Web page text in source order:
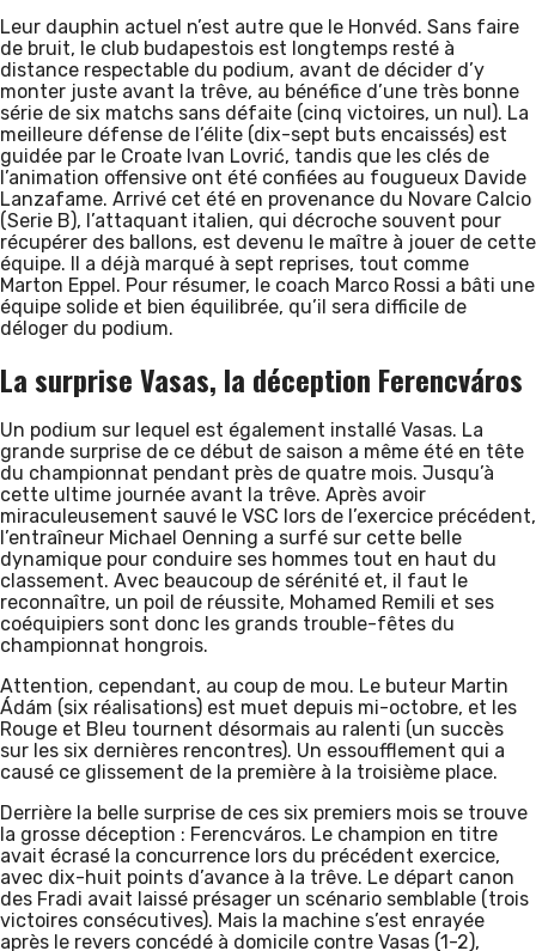
Leur dauphin actuel n’est autre que le Honvéd. Sans faire
de bruit, le club budapestois est longtemps resté à
distance respectable du podium, avant de décider d’y
monter juste avant la trêve, au bénéfice d’une très bonne
série de six matchs sans défaite (cinq victoires, un nul). La
meilleure défense de l’élite (dix-sept buts encaissés) est
guidée par le Croate Ivan Lovrić, tandis que les clés de
l’animation offensive ont été confiées au fougueux Davide
Lanzafame. Arrivé cet été en provenance du Novare Calcio
(Serie B), l’attaquant italien, qui décroche souvent pour
récupérer des ballons, est devenu le maître à jouer de cette
équipe. Il a déjà marqué à sept reprises, tout comme
Marton Eppel. Pour résumer, le coach Marco Rossi a bâti une
équipe solide et bien équilibrée, qu’il sera difficile de
déloger du podium.
La surprise Vasas, la déception Ferencváros
Un podium sur lequel est également installé Vasas. La
grande surprise de ce début de saison a même été en tête
du championnat pendant près de quatre mois. Jusqu’à
cette ultime journée avant la trêve. Après avoir
miraculeusement sauvé le VSC lors de l’exercice précédent,
l’entraîneur Michael Oenning a surfé sur cette belle
dynamique pour conduire ses hommes tout en haut du
classement. Avec beaucoup de sérénité et, il faut le
reconnaître, un poil de réussite, Mohamed Remili et ses
coéquipiers sont donc les grands trouble-fêtes du
championnat hongrois.
Attention, cependant, au coup de mou. Le buteur Martin
Ádám (six réalisations) est muet depuis mi-octobre, et les
Rouge et Bleu tournent désormais au ralenti (un succès
sur les six dernières rencontres). Un essoufflement qui a
causé ce glissement de la première à la troisième place.
Derrière la belle surprise de ces six premiers mois se trouve
la grosse déception : Ferencváros. Le champion en titre
avait écrasé la concurrence lors du précédent exercice,
avec dix-huit points d’avance à la trêve. Le départ canon
des Fradi avait laissé présager un scénario semblable (trois
victoires consécutives). Mais la machine s’est enrayée
après le revers concédé à domicile contre Vasas (1-2),